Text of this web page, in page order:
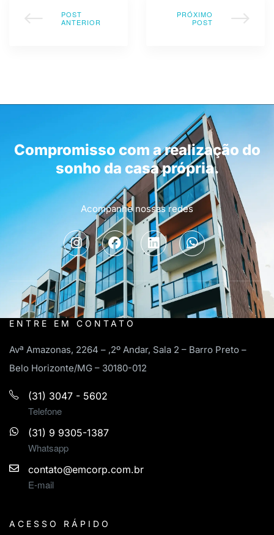
POST
ANTERIOR
PRÓXIMO
POST
Compromisso com a realização do
sonho da casa própria.
Acompanhe nossas redes
ENTRE EM CONTATO
Avª Amazonas, 2264 – ,2º Andar, Sala 2 – Barro Preto –
Belo Horizonte/MG – 30180-012
(31) 3047 - 5602
Telefone
(31) 9 9305-1387
Whatsapp
contato@emcorp.com.br
E-mail
ACESSO RÁPIDO